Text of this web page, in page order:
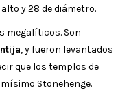
y 28 de diámetro.
megalíticos. Son
, y fueron levantados
que los templos de
Stonehenge.